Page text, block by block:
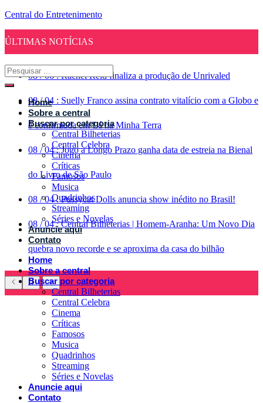
Central do Entretenimento
ÚLTIMAS NOTÍCIAS
08 / 06 : Rachel Reid finaliza a produção de Unrivaled
08 / 04 : Suelly Franco assina contrato vitalício com a Globo e
é confirmada em Lá na Minha Terra
08 / 04 : Jogo a Longo Prazo ganha data de estreia na Bienal
do Livro de São Paulo
08 / 04 : Pussycat Dolls anuncia show inédito no Brasil!
08 / 04 : Central Bilheterias | Homem-Aranha: Um Novo Dia
quebra novo recorde e se aproxima da casa do bilhão
Home
Sobre a central
Buscar por categoria
Central Bilheterias
Central Celebra
Cinema
Críticas
Famosos
Musica
Quadrinhos
Streaming
Séries e Novelas
Anuncie aqui
Contato
Home
Sobre a central
Buscar por categoria
Central Bilheterias
Central Celebra
Cinema
Críticas
Famosos
Musica
Quadrinhos
Streaming
Séries e Novelas
Anuncie aqui
Contato